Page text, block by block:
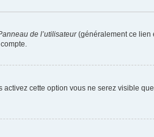
de l’utilisateur(généralement ce lien
activez cette option vous ne serez visible